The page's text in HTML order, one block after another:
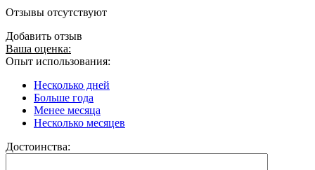
Отзывы отсутствуют
Добавить отзыв
Ваша оценка:
Опыт использования:
Несколько дней
Больше года
Менее месяца
Несколько месяцев
Достоинства: